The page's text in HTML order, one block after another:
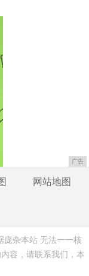
广告
网站地图
庞杂本站 无法一一核
容，请联系我们，本